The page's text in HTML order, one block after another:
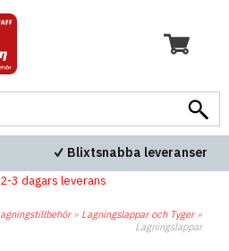
Blixtsnabba leveranser
3 dagars leverans
» Lagningslappar och Tyger»
Lagningslappar